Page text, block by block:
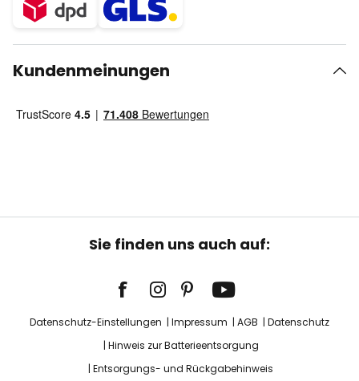
Kundenmeinungen
Sie finden uns auch auf:
Datenschutz-Einstellungen Impressum AGB
Datenschutz
Hinweis zur Batterieentsorgung
Entsorgungs- und Rückgabehinweis